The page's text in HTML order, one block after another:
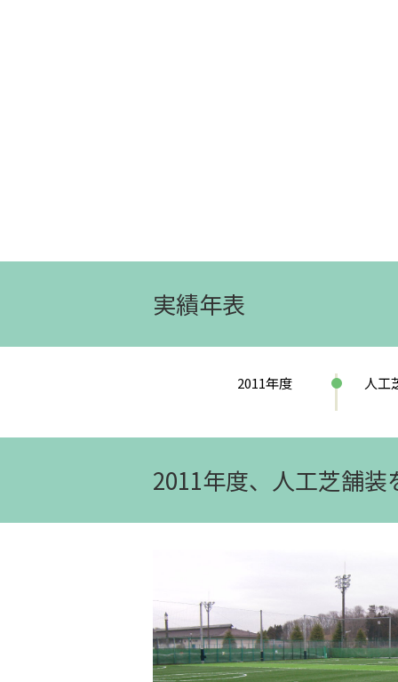
実績年表
2011年度 人工
2011年度、人工芝舗装